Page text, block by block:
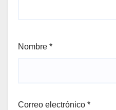
Nombre *
Correo electrónico *